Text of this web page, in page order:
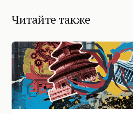
Читайте также